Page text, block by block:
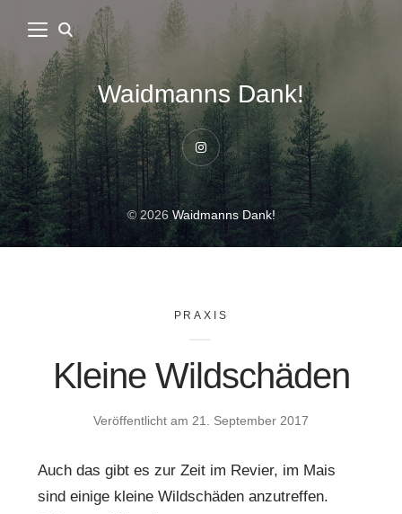
Waidmanns Dank!
Instagram
© 2026Waidmanns Dank!
PRAXIS
Kleine Wildschäden
Veröffentlicht am 21. September 2017
Auch das gibt es zur Zeit im Revier, im Mais
sind einige kleine Wildschäden anzutreffen.